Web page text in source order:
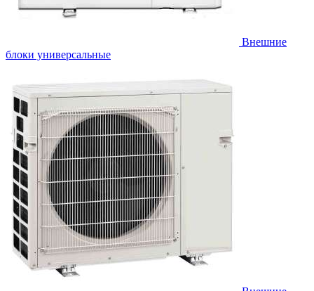
Внешние
блоки универсальные